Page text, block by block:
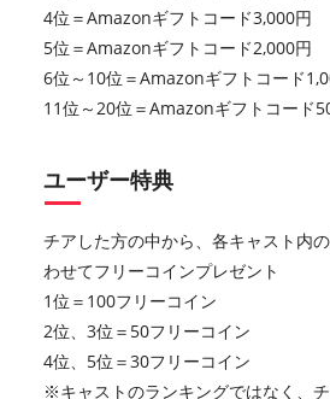
4位＝Amazonギフトコード3,000円
5位＝Amazonギフトコード2,000円
6位～10位＝Amazonギフトコード
11位～20位＝Amazonギフトコード
ユーザー特典
チアした方の中から、各キャスト内
わせてフリーコインプレゼント
1位＝100フリーコイン
2位、3位＝50フリーコイン
4位、5位＝30フリーコイン
※キャストのランキングではなく、